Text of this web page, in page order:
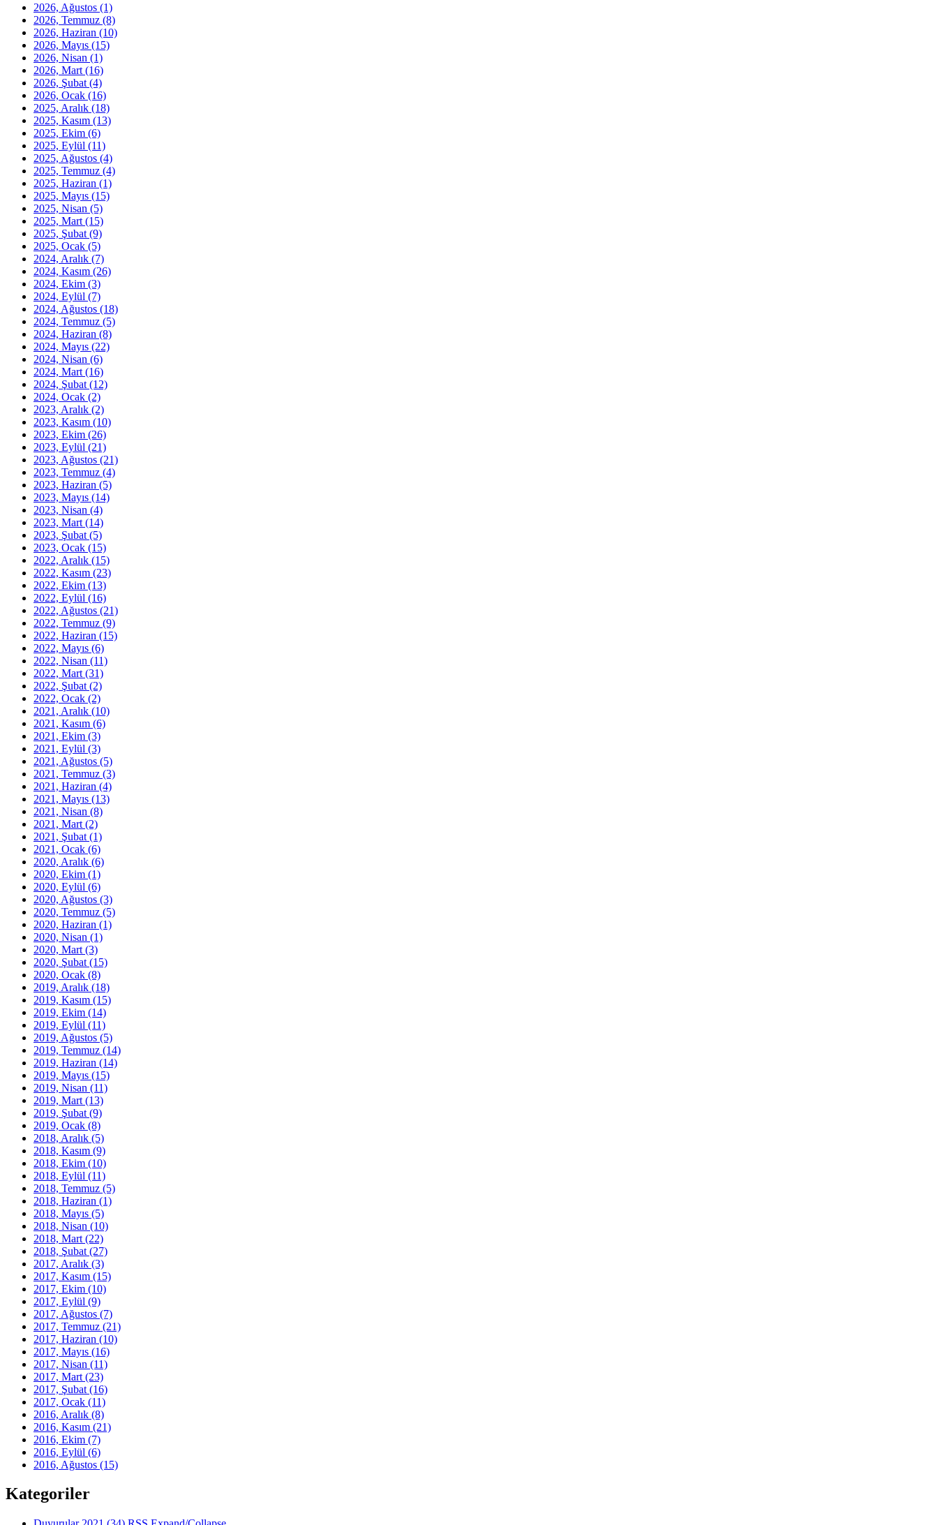
2026, Ağustos (1)
2026, Temmuz (8)
2026, Haziran (10)
2026, Mayıs (15)
2026, Nisan (1)
2026, Mart (16)
2026, Şubat (4)
2026, Ocak (16)
2025, Aralık (18)
2025, Kasım (13)
2025, Ekim (6)
2025, Eylül (11)
2025, Ağustos (4)
2025, Temmuz (4)
2025, Haziran (1)
2025, Mayıs (15)
2025, Nisan (5)
2025, Mart (15)
2025, Şubat (9)
2025, Ocak (5)
2024, Aralık (7)
2024, Kasım (26)
2024, Ekim (3)
2024, Eylül (7)
2024, Ağustos (18)
2024, Temmuz (5)
2024, Haziran (8)
2024, Mayıs (22)
2024, Nisan (6)
2024, Mart (16)
2024, Şubat (12)
2024, Ocak (2)
2023, Aralık (2)
2023, Kasım (10)
2023, Ekim (26)
2023, Eylül (21)
2023, Ağustos (21)
2023, Temmuz (4)
2023, Haziran (5)
2023, Mayıs (14)
2023, Nisan (4)
2023, Mart (14)
2023, Şubat (5)
2023, Ocak (15)
2022, Aralık (15)
2022, Kasım (23)
2022, Ekim (13)
2022, Eylül (16)
2022, Ağustos (21)
2022, Temmuz (9)
2022, Haziran (15)
2022, Mayıs (6)
2022, Nisan (11)
2022, Mart (31)
2022, Şubat (2)
2022, Ocak (2)
2021, Aralık (10)
2021, Kasım (6)
2021, Ekim (3)
2021, Eylül (3)
2021, Ağustos (5)
2021, Temmuz (3)
2021, Haziran (4)
2021, Mayıs (13)
2021, Nisan (8)
2021, Mart (2)
2021, Şubat (1)
2021, Ocak (6)
2020, Aralık (6)
2020, Ekim (1)
2020, Eylül (6)
2020, Ağustos (3)
2020, Temmuz (5)
2020, Haziran (1)
2020, Nisan (1)
2020, Mart (3)
2020, Şubat (15)
2020, Ocak (8)
2019, Aralık (18)
2019, Kasım (15)
2019, Ekim (14)
2019, Eylül (11)
2019, Ağustos (5)
2019, Temmuz (14)
2019, Haziran (14)
2019, Mayıs (15)
2019, Nisan (11)
2019, Mart (13)
2019, Şubat (9)
2019, Ocak (8)
2018, Aralık (5)
2018, Kasım (9)
2018, Ekim (10)
2018, Eylül (11)
2018, Temmuz (5)
2018, Haziran (1)
2018, Mayıs (5)
2018, Nisan (10)
2018, Mart (22)
2018, Şubat (27)
2017, Aralık (3)
2017, Kasım (15)
2017, Ekim (10)
2017, Eylül (9)
2017, Ağustos (7)
2017, Temmuz (21)
2017, Haziran (10)
2017, Mayıs (16)
2017, Nisan (11)
2017, Mart (23)
2017, Şubat (16)
2017, Ocak (11)
2016, Aralık (8)
2016, Kasım (21)
2016, Ekim (7)
2016, Eylül (6)
2016, Ağustos (15)
Kategoriler